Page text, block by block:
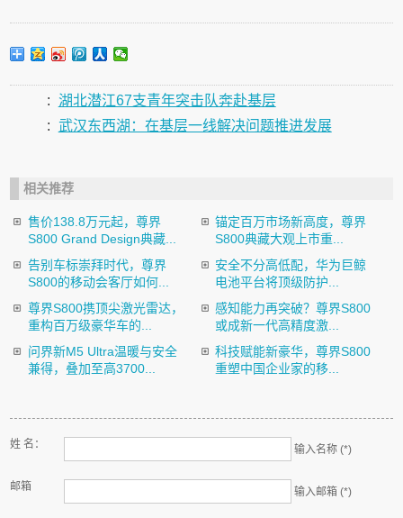
: 湖北潜江67支青年突击队奔赴基层
: 武汉东西湖：在基层一线解决问题推进发展
相关推荐
售价138.8万元起，尊界
S800 Grand Design典藏...
锚定百万市场新高度，尊界
S800典藏大观上市重...
告别车标崇拜时代，尊界
S800的移动会客厅如何...
安全不分高低配，华为巨鲸
电池平台将顶级防护...
尊界S800携顶尖激光雷达，
重构百万级豪华车的...
感知能力再突破？尊界S800
或成新一代高精度激...
问界新M5 Ultra温暖与安全
兼得，叠加至高3700...
科技赋能新豪华，尊界S800
重塑中国企业家的移...
姓 名： 输入名称 (*)
邮箱 输入邮箱 (*)